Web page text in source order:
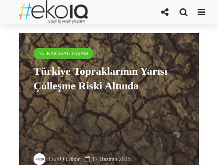
toprak restorasyonu
15. KARASAL YAŞAM
Türkiye Topraklarının Yarısı
Çölleşme Riski Altında
EkoIQ Editör 17 Haziran 2025